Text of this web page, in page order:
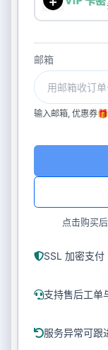
邮箱
输入邮箱, 优惠券
点击购买
SSL 加密支付
支持售后工单
服务异常可跟